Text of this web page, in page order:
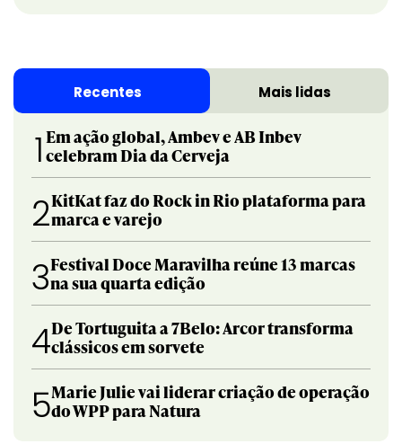
Recentes Mais lidas
1 Em ação global, Ambev e AB Inbev
celebram Dia da Cerveja
2KitKat faz do Rock in Rio plataforma para
marca e varejo
3Festival Doce Maravilha reúne 13 marcas
na sua quarta edição
4De Tortuguita a 7Belo: Arcor transforma
clássicos em sorvete
5Marie Julie vai liderar criação de operação
do WPP para Natura